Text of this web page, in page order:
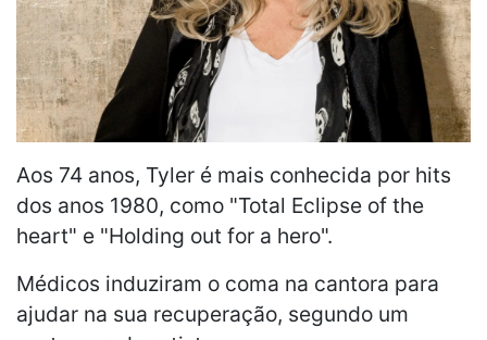
Aos 74 anos, Tyler é mais conhecida por hits
dos anos 1980, como "Total Eclipse of the
heart" e "Holding out for a hero".
Médicos induziram o coma na cantora para
ajudar na sua recuperação, segundo um